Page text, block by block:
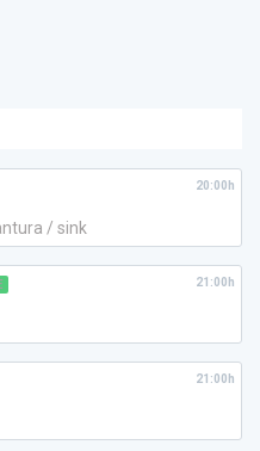
/ sink
20:00h
21:00h
21:00h